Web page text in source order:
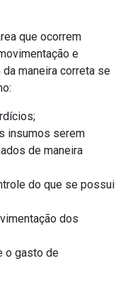
que ocorrem
e
maneira correta se
insumos serem
de maneira
do que se possui
dos
o gasto de